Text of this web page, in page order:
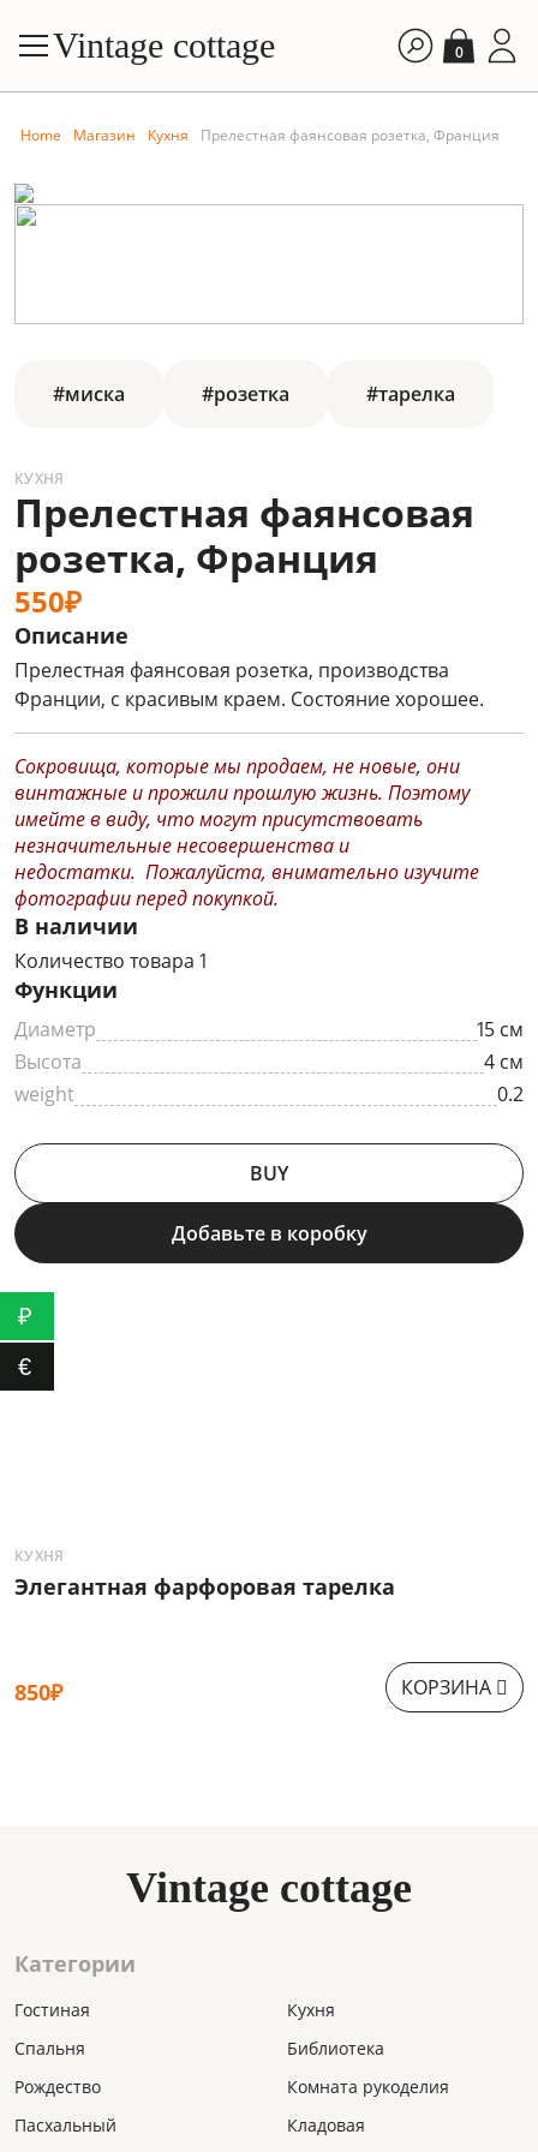
Vintage cottage 0
Home Магазин Кухня Прелестная фаянсовая розетка, Франция
#миска #розетка #тарелка
КУХНЯ
Прелестная фаянсовая
розетка, Франция
550₽
Описание
Прелестная фаянсовая розетка, производства
Франции, с красивым краем. Состояние хорошее.
Сокровища, которые мы продаем, не новые, они
винтажные и прожили прошлую жизнь. Поэтому
имейте в виду, что могут присутствовать
незначительные несовершенства и
недостатки. Пожалуйста, внимательно изучите
фотографии перед покупкой.
В наличии
Количество товара 1
Функции
Диаметр
15 см
Высота
4 см
weight
0.2
BUY
Добавьте в коробку
КУХНЯ
Элегантная фарфоровая тарелка
850₽ КОРЗИНА
Vintage cottage
Категории
Гостиная
Спальня
Рождество
Пасхальный
Кухня
Библиотека
Комната рукоделия
Кладовая
₽
€